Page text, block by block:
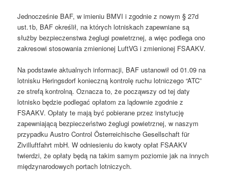
Jednocześnie BAF, w imieniu BMVI i zgodnie z nowym § 27d
ust.1b, BAF określił, na których lotniskach zapewniane są
służby bezpieczenstwa żeglugi powietrznej, a więc podlega ono
zakresowi stosowania zmienionej LuftVG i zmienionej FSAAKV.
Na podstawie aktualnych informacji, BAF ustanowił od 01.09 na
lotnisku Heringsdorf konieczną kontrolę ruchu lotniczego “ATC”
ze strefą kontrolną. Oznacza to, że począwszy od tej daty
lotnisko będzie podlegać opłatom za lądownie zgodnie z
FSAAKV. Opłaty te mają być pobierane przez instytucję
zapewniającą bezpieczeństwo żeglugi powietrznej, w naszym
przypadku Austro Control Österreichische Gesellschaft für
Zivilluftfahrt mbH. W odniesieniu do kwoty opłat FSAAKV
twierdzi, że opłaty będą na takim samym poziomie jak na innych
międzynarodowych portach lotniczych.